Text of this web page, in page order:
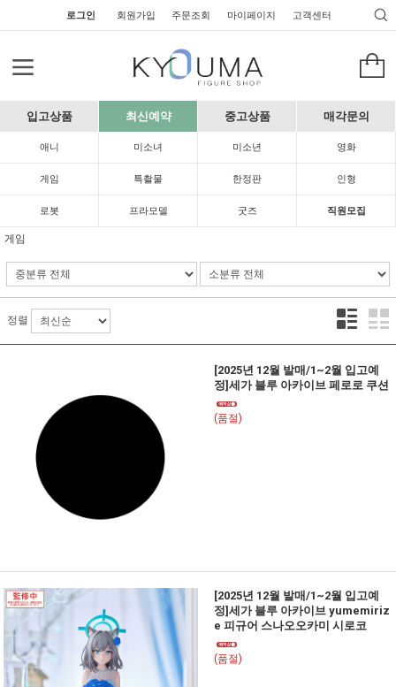
로그인 회원가입 주문조회 마이페이지 고객센터
입고상품 최신예약 중고상품 매각문의
애니 미소녀 미소년 영화
게임 특촬물 한정판 인형
로봇 프라모델 굿즈 직원모집
게임
정렬
[2025년 12월 발매/1~2월 입고예
정]세가 블루 아카이브 페로로 쿠션
(품절)
[2025년 12월 발매/1~2월 입고예
정]세가 블루 아카이브 yumemiriz
e 피규어 스나오오카미 시로코
(품절)